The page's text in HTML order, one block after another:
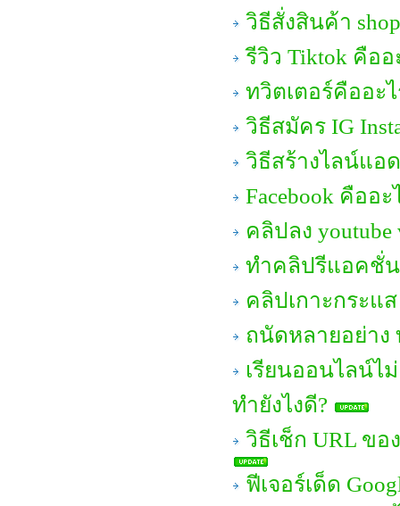
วิธีสั่งสินค้า
รีวิว Tiktok คืออ
ทวิตเตอร์คืออะ
วิธีสมัคร IG
วิธีสร้างไลน์แอ
Facebook คืออะ
คลิปลง
ทำคลิปรีแอคชั่
คลิปเกาะกระแ
ถนัดหลายอย่าง
เรียนออนไลน์ไ
ทำยังไงดี?
วิธีเช็ก URL ขอ
ฟีเจอร์เด็ด